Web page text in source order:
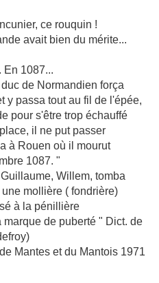
ce rouquin !
avait bien du mérite...
En 1087...
de Normandien força
y passa tout au fil de l'épée,
pour s'être trop échauffé
il ne put passer
à Rouen où il mourut
1087. "
Willem, tomba
mollière ( fondrière)
à la pénillière
de puberté " Dict. de
Mantes et du Mantois 1971